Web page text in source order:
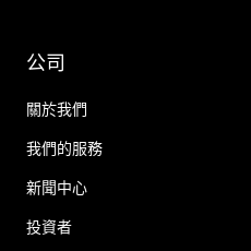
公司
關於我們
我們的服務
新聞中心
投資者